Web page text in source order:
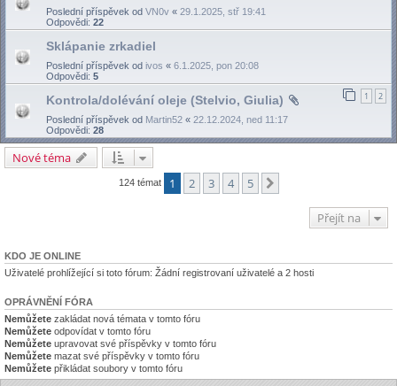
Poslední příspěvek od VN0v « 29.1.2025, stř 19:41
Odpovědi: 22
Sklápanie zrkadiel
Poslední příspěvek od ivos « 6.1.2025, pon 20:08
Odpovědi: 5
1 2
Kontrola/dolévání oleje (Stelvio, Giulia)
Poslední příspěvek od Martin52 « 22.12.2024, ned 11:17
Odpovědi: 28
Nové téma
124 témat 1 2 3 4 5
Přejít na
KDO JE ONLINE
Uživatelé prohlížející si toto fórum: Žádní registrovaní uživatelé a 2 hosti
OPRÁVNĚNÍ FÓRA
Nemůžete zakládat nová témata v tomto fóru
Nemůžete odpovídat v tomto fóru
Nemůžete upravovat své příspěvky v tomto fóru
Nemůžete mazat své příspěvky v tomto fóru
Nemůžete přikládat soubory v tomto fóru